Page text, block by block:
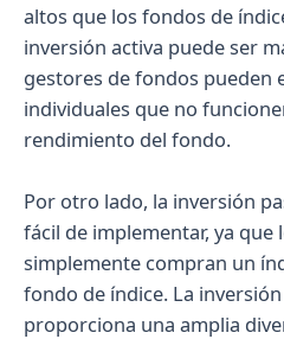
altos que los fondos de
inversión activa puede ser
gestores de fondos pueden
individuales que no
rendimiento del fondo.
Por otro lado, la inversión
fácil de implementar, ya que
simplemente compran un
fondo de índice. La
proporciona una amplia